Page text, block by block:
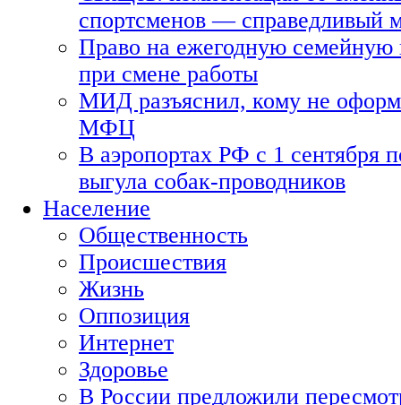
спортсменов — справедливый
Право на ежегодную семейную
при смене работы
МИД разъяснил, кому не
МФЦ
В аэропортах РФ с 1 сентября
выгула собак-проводников
Население
Общественность
Происшествия
Жизнь
Оппозиция
Интернет
Здоровье
В России предложили